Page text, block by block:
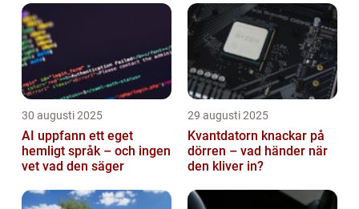
30 augusti 2025
AI uppfann ett eget
hemligt språk – och ingen
vet vad den säger
29 augusti 2025
Kvantdatorn knackar på
dörren – vad händer när
den kliver in?